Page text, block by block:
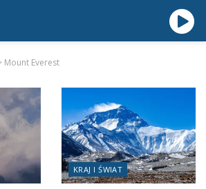
Mount Everest
KRAJ I ŚWIAT